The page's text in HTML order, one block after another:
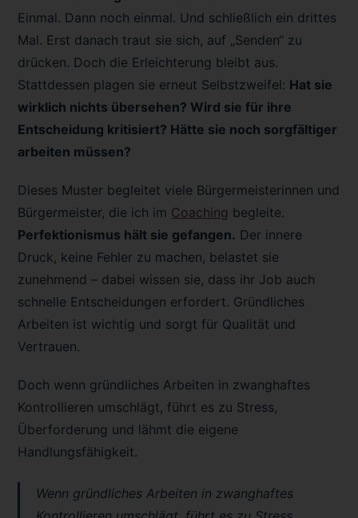
Einmal. Dann noch einmal. Und schließlich ein drittes
Mal. Erst danach traut sie sich, auf „Senden“ zu
drücken. Doch die Erleichterung bleibt aus.
Stattdessen plagen sie erneut Selbstzweifel: Hat sie
wirklich nichts übersehen? Wird sie für ihre
Entscheidung kritisiert? Hätte sie noch sorgfältiger
arbeiten müssen?
Dieses Muster begleitet viele Bürgermeisterinnen und
Bürgermeister, die ich im Coaching begleite.
Perfektionismus hält sie gefangen. Der innere
Druck, keine Fehler zu machen, belastet sie
zunehmend – dabei wissen sie, dass ihr Job auch
schnelle Entscheidungen erfordert. Gründliches
Arbeiten ist wichtig und sorgt für Qualität und
Vertrauen.
Doch wenn gründliches Arbeiten in zwanghaftes
Kontrollieren umschlägt, führt es zu Stress,
Überforderung und lähmt die eigene
Handlungsfähigkeit.
Wenn gründliches Arbeiten in zwanghaftes